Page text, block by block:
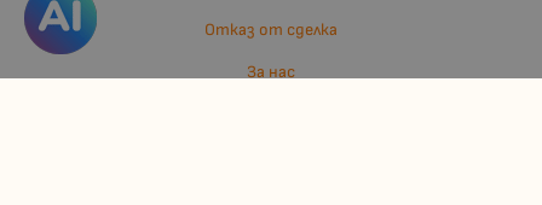
Отказ от сделка
За нас